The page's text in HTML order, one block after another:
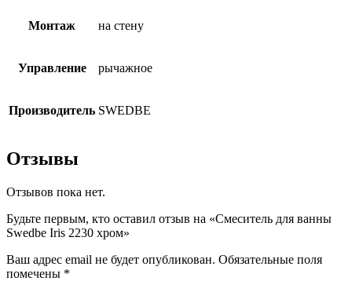
Монтаж на стену
Управление рычажное
Производитель SWEDBE
Отзывы
Отзывов пока нет.
Будьте первым, кто оставил отзыв на «Смеситель для ванны
Swedbe Iris 2230 хром»
Ваш адрес email не будет опубликован. Обязательные поля
помечены *